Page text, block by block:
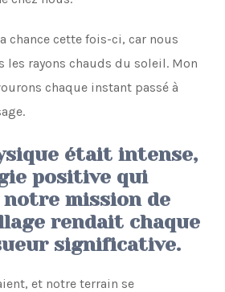
chance cette fois-ci, car nous
les rayons chauds du soleil. Mon
chaque instant passé à
était intense,
positive qui
mission de
rendait chaque
significative.
et notre terrain se